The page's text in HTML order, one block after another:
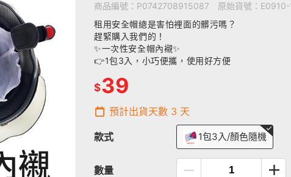
商品編號： P0742708915087 原始貨號： E0910-
租用安全帽總是害怕裡面的髒污嗎？
趕緊購入我們的！
✨一次性安全帽內襯✨
👉1包3 入，小巧便攜，使用好方便
$39
預計出貨天數 3 天
款式 1包3入/顏色隨機
數量